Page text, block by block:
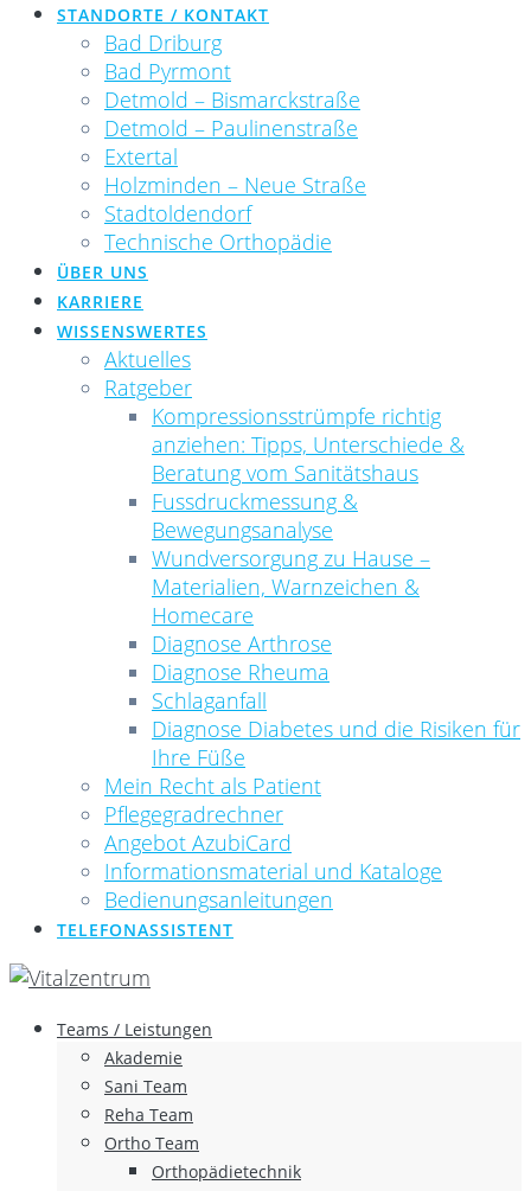
STANDORTE / KONTAKT
Bad Driburg
Bad Pyrmont
Detmold – Bismarckstraße
Detmold – Paulinenstraße
Extertal
Holzminden – Neue Straße
Stadtoldendorf
Technische Orthopädie
ÜBER UNS
KARRIERE
WISSENSWERTES
Aktuelles
Ratgeber
Kompressionsstrümpfe richtig
anziehen: Tipps, Unterschiede &
Beratung vom Sanitätshaus
Fussdruckmessung &
Bewegungsanalyse
Wundversorgung zu Hause –
Materialien, Warnzeichen &
Homecare
Diagnose Arthrose
Diagnose Rheuma
Schlaganfall
Diagnose Diabetes und die Risiken für
Ihre Füße
Mein Recht als Patient
Pflegegradrechner
Angebot AzubiCard
Informationsmaterial und Kataloge
Bedienungsanleitungen
TELEFONASSISTENT
Teams / Leistungen
Akademie
Sani Team
Reha Team
Ortho Team
Orthopädietechnik